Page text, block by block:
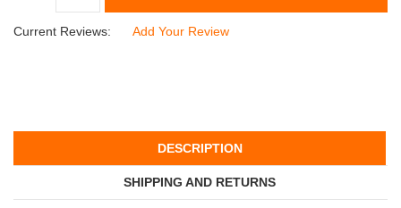
Current Reviews: Add Your Review
DESCRIPTION
SHIPPING AND RETURNS